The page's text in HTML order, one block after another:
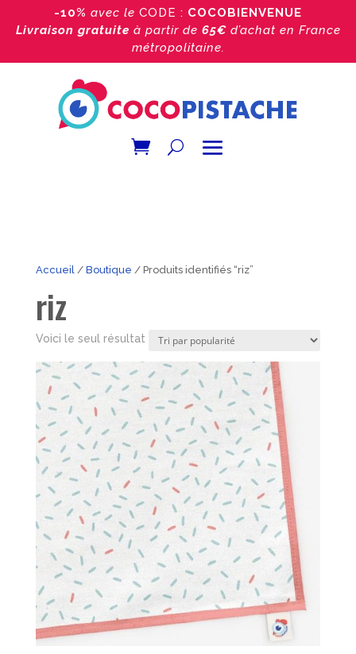
-10% avec le CODE : COCOBIENVENUE
Livraison gratuite à partir de 65€ d’achat en France
métropolitaine.
Accueil/ Boutique / Produits identifiés “riz”
riz
Voici le seul résultat